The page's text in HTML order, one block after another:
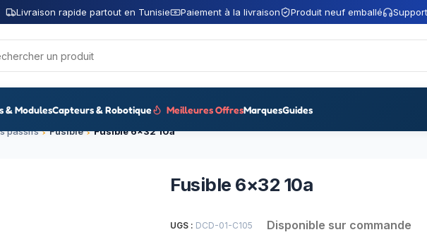
Livraison rapide partout en Tunisie Paiement à la livraison Produit neuf emballé
& ModulesCapteurs & Robotique Meilleures OffresMarquesGuides
passifs Fusible Fusible 6×32 10a
Fusible 6×32 10a
UGS : DCD-01-C105 Disponible sur commande